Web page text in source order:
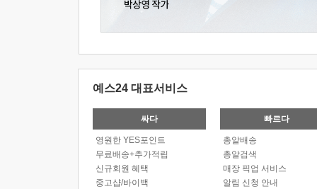
예스24 대표서비스
싸다
영원한 YES포인트
무료배송+추가적립
신규회원 혜택
중고샵/바이백
빠르다
총알배송
총알검색
매장 픽업 서비스
알림 신청 안내